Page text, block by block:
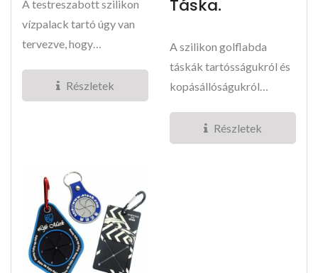
A testreszabott szilikon
vízpalack tartó úgy van
tervezve, hogy
kezes...
Részletek
Táska.
A szilikon golflabda
táskák tartósságukról és
kopásállóságukról
Részletek